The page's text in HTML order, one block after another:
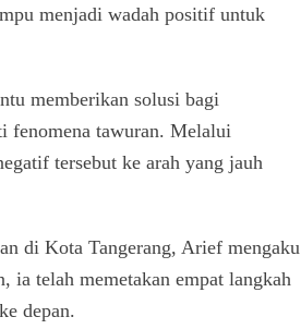
menjadi wadah positif untuk
memberikan solusi bagi
fenomena tawuran. Melalui
tersebut ke arah yang jauh
di Kota Tangerang, Arief mengaku
ia telah memetakan empat langkah
depan.